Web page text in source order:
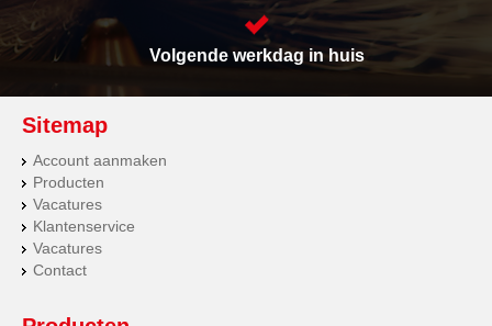
Volgende werkdag in huis
Sitemap
Account aanmaken
Producten
Vacatures
Klantenservice
Vacatures
Contact